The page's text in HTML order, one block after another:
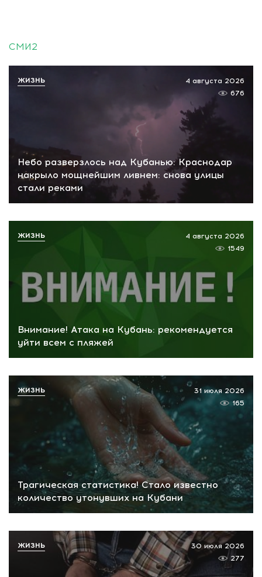
СМИ2
Небо разверзлось над Кубанью: Краснодар
накрыло мощнейшим ливнем: снова улицы
стали реками
4 августа 2026
676
ЖИЗНЬ
Внимание! Атака на Кубань: рекомендуется
уйти всем с пляжей
4 августа 2026
1549
ЖИЗНЬ
Трагическая статистика! Стало известно
количество утонувших на Кубани
31 июля 2026
165
ЖИЗНЬ
30 июля 2026
277
ЖИЗНЬ